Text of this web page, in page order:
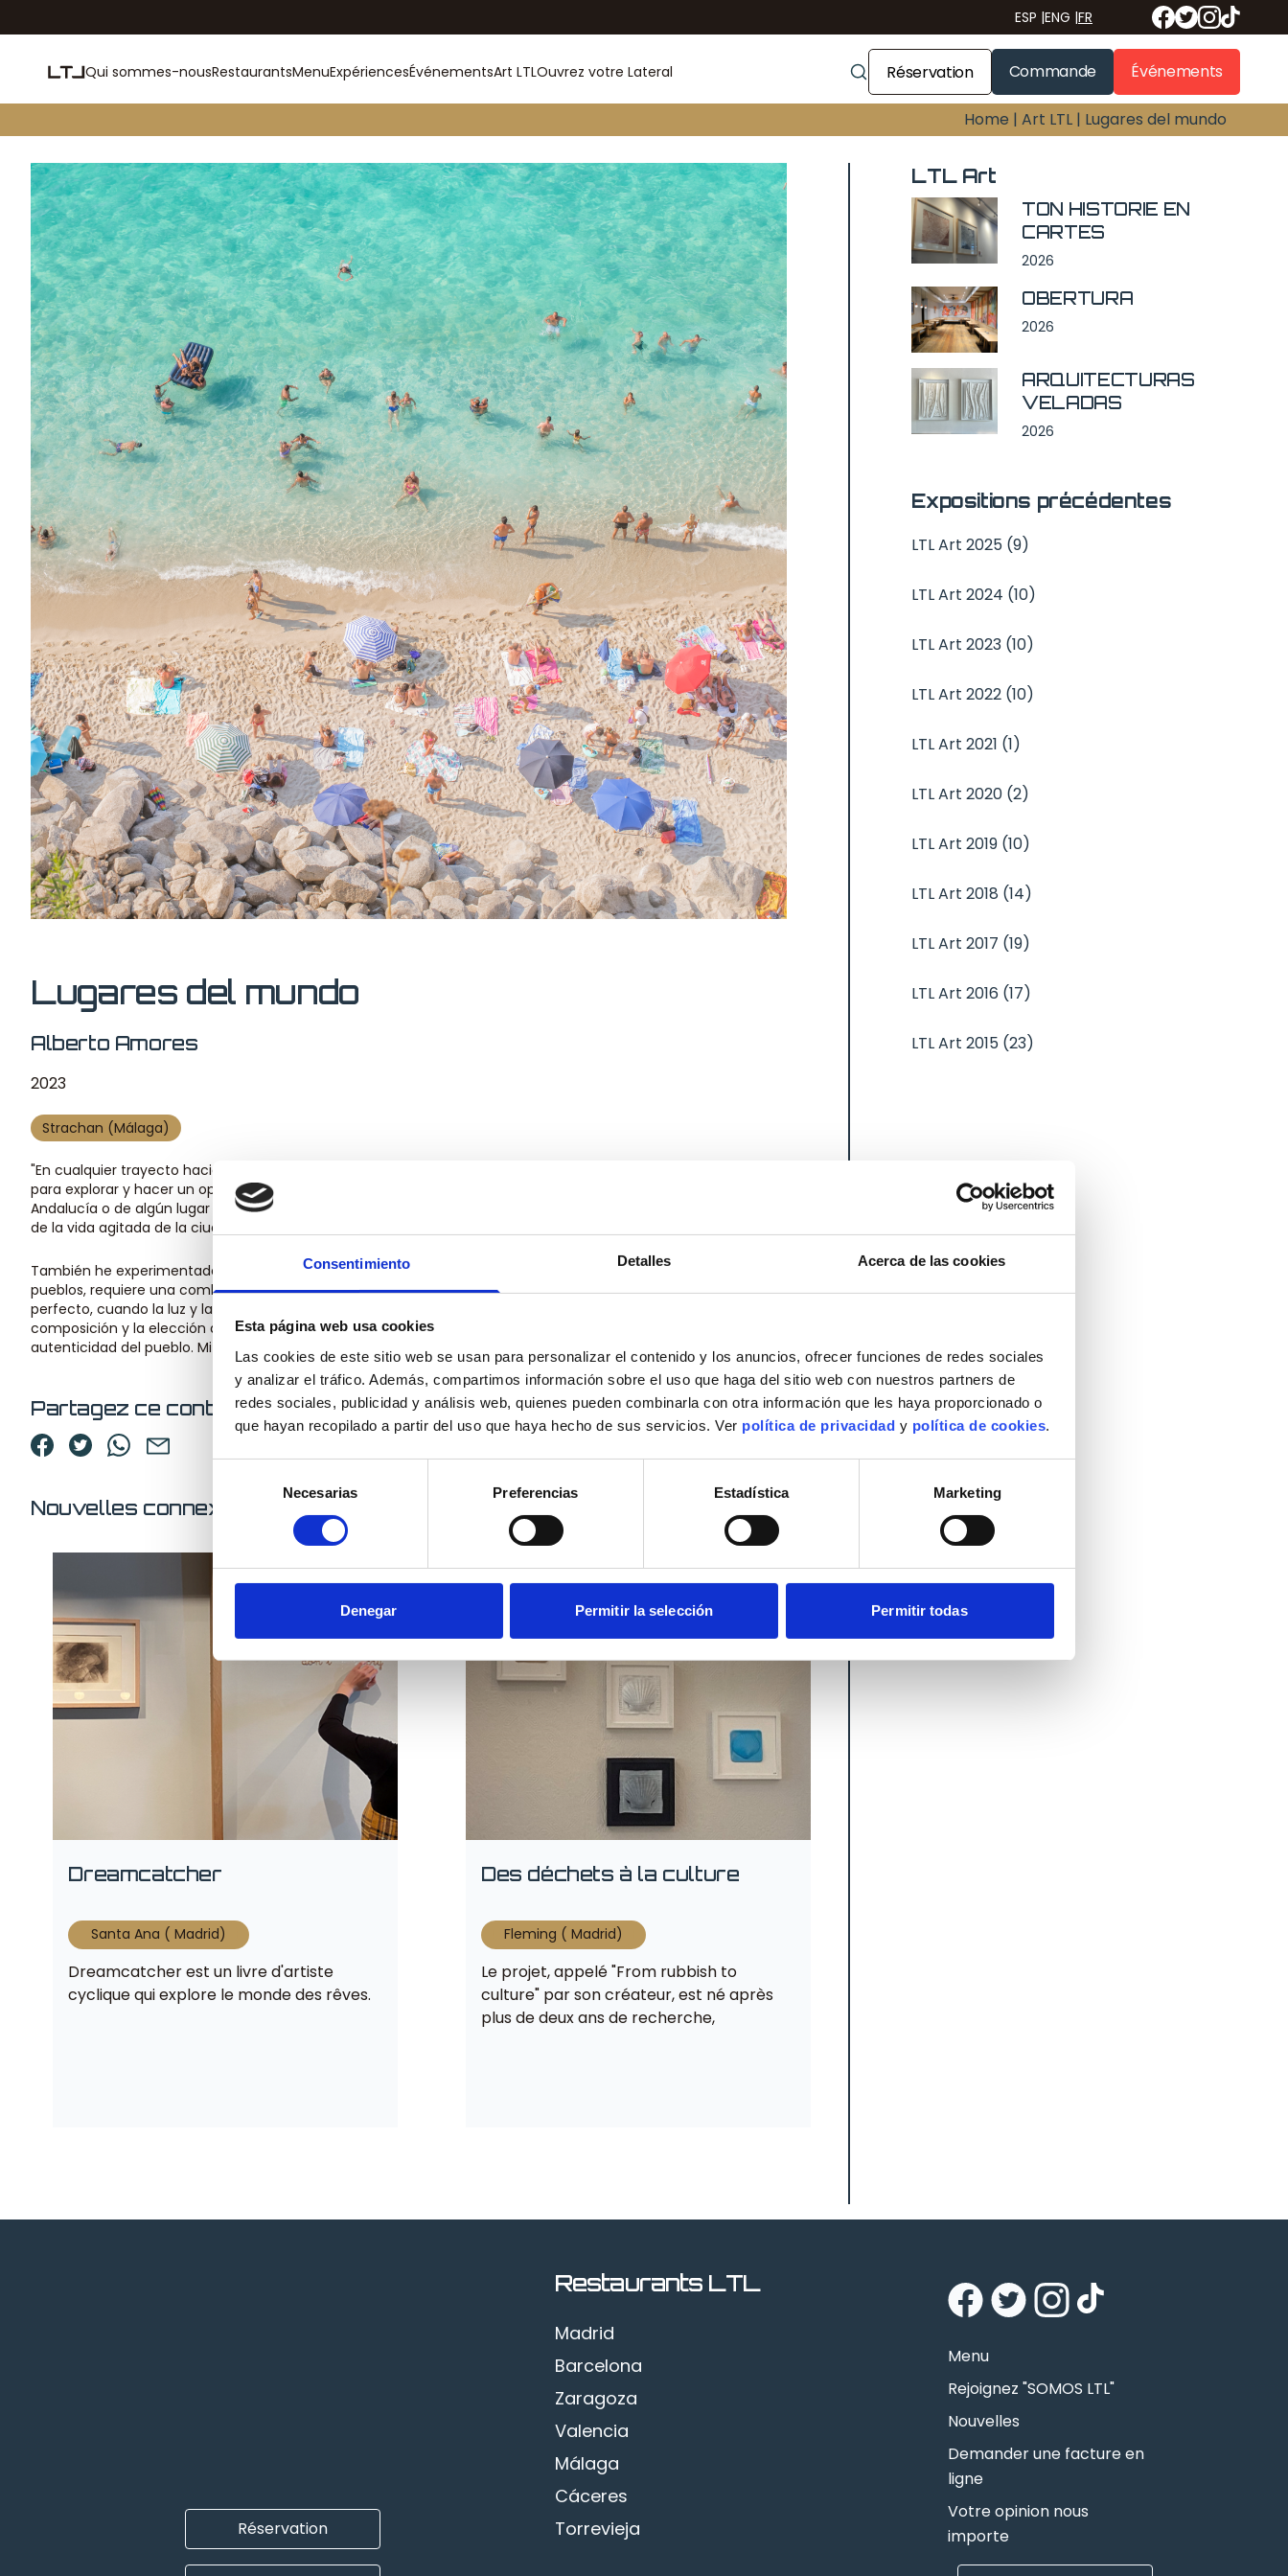
Consentimiento Detalles Acerca de las cookies
Esta página web usa cookies
Las cookies de este sitio web se usan para personalizar el contenido y los anuncios, ofrecer funciones de redes sociales
y analizar el tráfico. Además, compartimos información sobre el uso que haga del sitio web con nuestros partners de
redes sociales, publicidad y análisis web, quienes pueden combinarla con otra información que les haya proporcionado o
que hayan recopilado a partir del uso que haya hecho de sus servicios. Ver política de privacidad y política de cookies.
consentimiento
Necesarias Preferencias Estadística Marketing
Denegar Permitir la selección Permitir todas
ESP |ENG |FR
Qui sommes-nousRestaurantsMenuExpériencesÉvénementsArt LTLOuvrez votre Lateral Réservation Commande Événements
Home | Art LTL | Lugares del mundo
Lugares del mundo
Alberto Amores
2023
Strachan (Málaga)
"En cualquier trayecto hacia algún destino (movido por el encargo de un cliente), siempre he tenido tiempo
para explorar y hacer un oportuno receso, donde podría descubrir la belleza serena de algún pueblo blanco de
Andalucía o de algún lugar recóndito de la Mancha. Siempre he encontrado cierta inspiración en la desconexión
de la vida agitada de la ciudad, en una búsqueda deseada de la naturaleza y las comunidades locales.
También he experimentado una poderosa atracción por el carácter contemplativo de la fotografía de paisaje y
pueblos, requiere una combinación de paciencia, observación y conocimiento técnico, esperando el momento
perfecto, cuando la luz y las condiciones atmosféricas se alinean para crear una imagen cautivadora. La
composición y la elección del encuadre son fundamentales para resaltar la belleza natural del paisaje o la
autenticidad del pueblo. Mi objetivo es transmitir la grandeza de esos paisajes idílicos a través de mi mirada."
Partagez ce contenu
Nouvelles connexes
Dreamcatcher
Santa Ana ( Madrid)
Dreamcatcher est un livre d'artiste
cyclique qui explore le monde des rêves.
Des déchets à la culture
Fleming ( Madrid)
Le projet, appelé "From rubbish to
culture" par son créateur, est né après
plus de deux ans de recherche,
LTL Art
TON HISTORIE EN
CARTES
2026
OBERTURA
2026
ARQUITECTURAS
VELADAS
2026
Expositions précédentes
LTL Art 2025 (9)
LTL Art 2024 (10)
LTL Art 2023 (10)
LTL Art 2022 (10)
LTL Art 2021 (1)
LTL Art 2020 (2)
LTL Art 2019 (10)
LTL Art 2018 (14)
LTL Art 2017 (19)
LTL Art 2016 (17)
LTL Art 2015 (23)
Réservation
Restaurants LTL
Madrid
Barcelona
Zaragoza
Valencia
Málaga
Cáceres
Torrevieja
Menu
Rejoignez "SOMOS LTL"
Nouvelles
Demander une facture en
ligne
Votre opinion nous
importe